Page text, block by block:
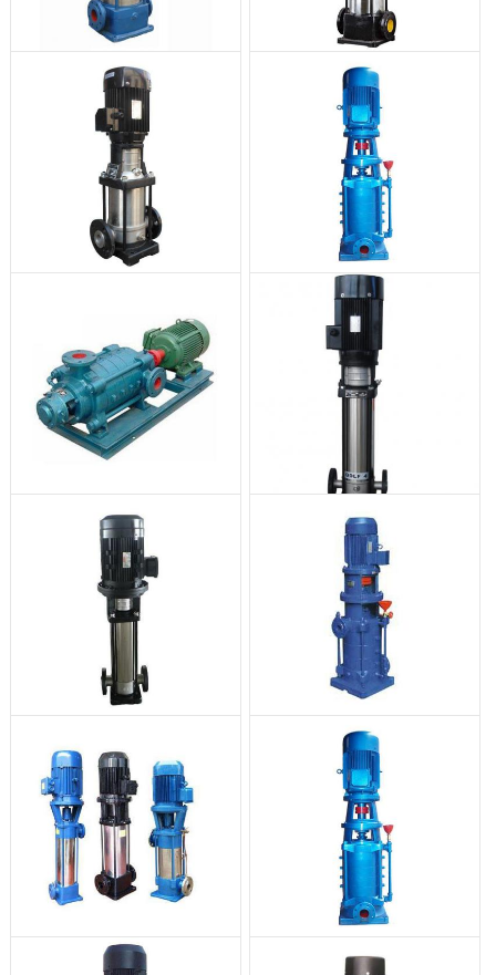
GDL型立式管道多级离心泵 GDLW系列不锈钢多级离心泵
DL型立式多级离心泵
TSWA型卧式多级离心泵
QDL轻型多级离心泵
LG系列高层建筑给水泵
GDL型立式多级管道泵 DL型立式多级离心泵